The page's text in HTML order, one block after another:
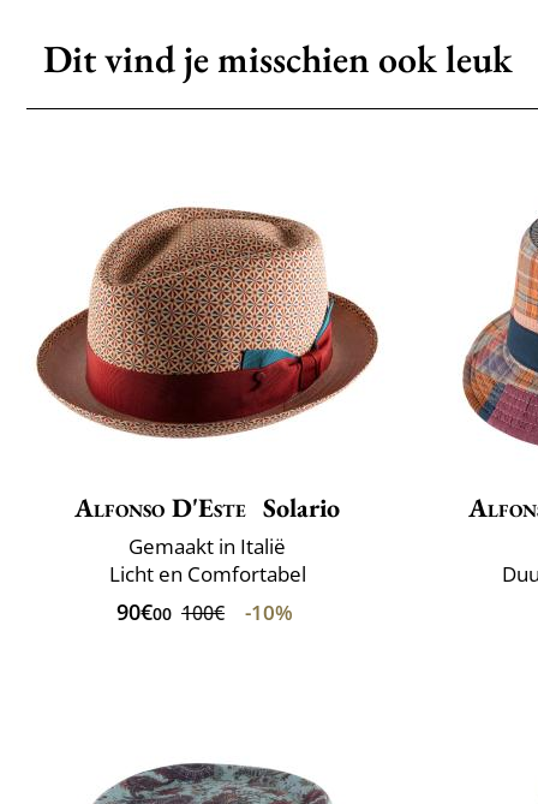
Dit vind je misschien ook leuk
Alfonso D'Este Solario
Gemaakt in Italië
Licht en Comfortabel
90€00 100€ -10%